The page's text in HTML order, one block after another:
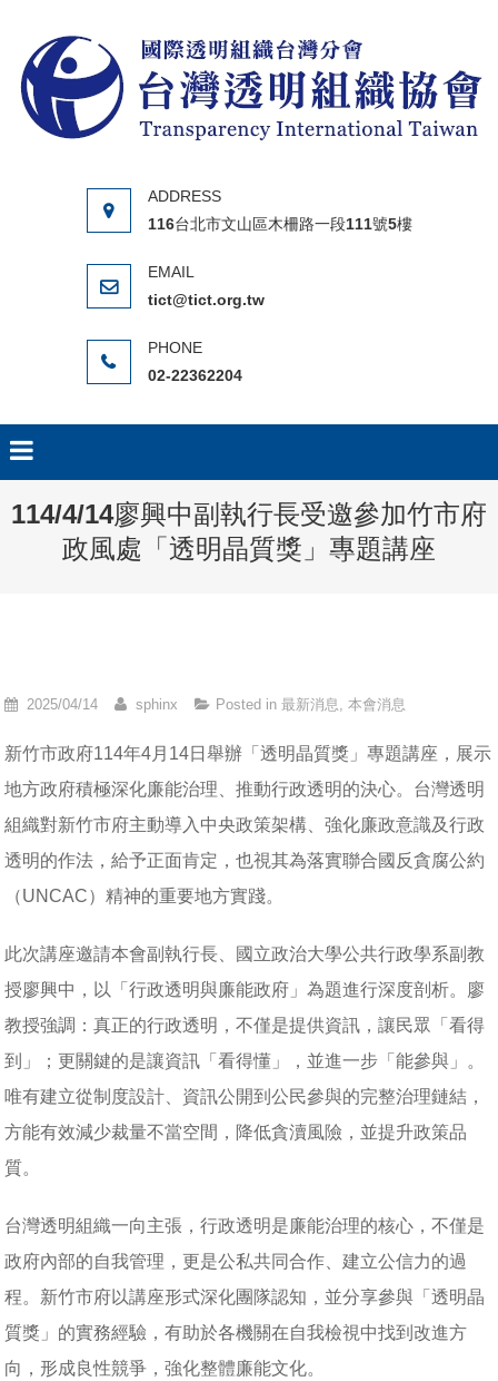
116台北市文山區木柵路一段111號5樓
tict@tict.org.tw
02-22362204
114/4/14廖興中副執行長受邀參加竹市府
政風處「透明晶質獎」專題講座
2025/04/14 sphinx Posted in最新消息,本會消息
新竹市政府114年4月14日舉辦「透明晶質獎」專題講座，展示
地方政府積極深化廉能治理、推動行政透明的決心。台灣透明
組織對新竹市府主動導入中央政策架構、強化廉政意識及行政
透明的作法，給予正面肯定，也視其為落實聯合國反貪腐公約
（UNCAC）精神的重要地方實踐。
此次講座邀請本會副執行長、國立政治大學公共行政學系副教
授廖興中，以「行政透明與廉能政府」為題進行深度剖析。廖
教授強調：真正的行政透明，不僅是提供資訊，讓民眾「看得
到」；更關鍵的是讓資訊「看得懂」，並進一步「能參與」。
唯有建立從制度設計、資訊公開到公民參與的完整治理鏈結，
方能有效減少裁量不當空間，降低貪瀆風險，並提升政策品
質。
台灣透明組織一向主張，行政透明是廉能治理的核心，不僅是
政府內部的自我管理，更是公私共同合作、建立公信力的過
程。新竹市府以講座形式深化團隊認知，並分享參與「透明晶
質獎」的實務經驗，有助於各機關在自我檢視中找到改進方
向，形成良性競爭，強化整體廉能文化。